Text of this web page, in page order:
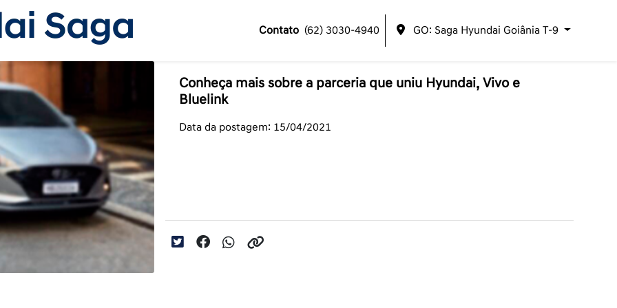
Contato (62) 3030-4940 GO: Saga Hyundai Goiânia T-9
Conheça mais sobre a parceria que uniu Hyundai, Vivo e
Bluelink
Data da postagem: 15/04/2021